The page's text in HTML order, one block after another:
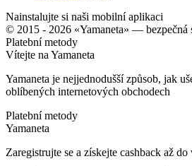
Nainstalujte si naši mobilní aplikaci
© 2015 - 2026 «Yamaneta» — bezpečná
Platební metody
Vítejte na Yamaneta
Yamaneta je nejjednodušší způsob, jak
oblíbených internetových obchodech
Platební metody
Yamaneta
Zaregistrujte se a získejte cashback až do